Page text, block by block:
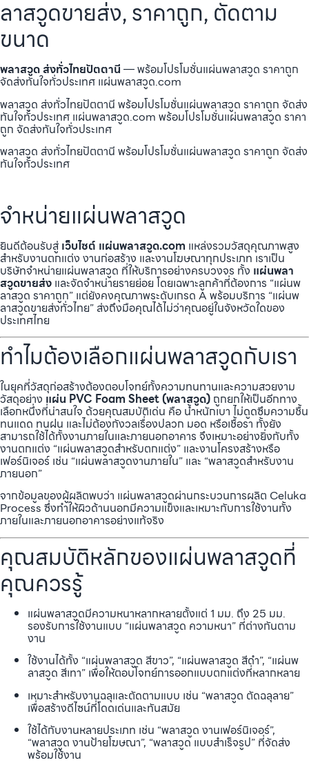
ลาสวูดขายส่ง, ราคาถูก, ตัดตาม
ขนาด
พลาสวูด ส่งทั่วไทยปัตตานี — พร้อมโปรโมชั่นแผ่นพลาสวูด ราคาถูก
จัดส่งทันใจทั่วประเทศ แผ่นพลาสวูด.com
พลาสวูด ส่งทั่วไทยปัตตานี พร้อมโปรโมชั่นแผ่นพลาสวูด ราคาถูก จัดส่ง
ทันใจทั่วประเทศ แผ่นพลาสวูด.com พร้อมโปรโมชั่นแผ่นพลาสวูด ราคา
ถูก จัดส่งทันใจทั่วประเทศ
พลาสวูด ส่งทั่วไทยปัตตานี พร้อมโปรโมชั่นแผ่นพลาสวูด ราคาถูก จัดส่ง
ทันใจทั่วประเทศ
จำหน่ายแผ่นพลาสวูด
ยินดีต้อนรับสู่ เว็บไซต์ แผ่นพลาสวูด.com แหล่งรวมวัสดุคุณภาพสูง
สำหรับงานตกแต่ง งานก่อสร้าง และงานโฆษณาทุกประเภท เราเป็น
บริษัทจำหน่ายแผ่นพลาสวูด ที่ให้บริการอย่างครบวงจร ทั้ง แผ่นพลา
สวูดขายส่ง และจัดจำหน่ายรายย่อย โดยเฉพาะลูกค้าที่ต้องการ “แผ่นพ
ลาสวูด ราคาถูก” แต่ยังคงคุณภาพระดับเกรด A พร้อมบริการ “แผ่นพ
ลาสวูดขายส่งทั่วไทย” ส่งถึงมือคุณได้ไม่ว่าคุณอยู่ในจังหวัดใดของ
ประเทศไทย
ทำไมต้องเลือกแผ่นพลาสวูดกับเรา
ในยุคที่วัสดุก่อสร้างต้องตอบโจทย์ทั้งความทนทานและความสวยงาม
วัสดุอย่าง แผ่น PVC Foam Sheet (พลาสวูด) ถูกยกให้เป็นอีกทาง
เลือกหนึ่งที่น่าสนใจ ด้วยคุณสมบัติเด่น คือ น้ำหนักเบา ไม่ดูดซึมความชื้น
ทนแดด ทนฝน และไม่ต้องกังวลเรื่องปลวก มอด หรือเชื้อรา ทั้งยัง
สามารถใช้ได้ทั้งงานภายในและภายนอกอาคาร จึงเหมาะอย่างยิ่งกับทั้ง
งานตกแต่ง “แผ่นพลาสวูดสำหรับตกแต่ง” และงานโครงสร้างหรือ
เฟอร์นิเจอร์ เช่น “แผ่นพลาสวูดงานภายใน” และ “พลาสวูดสำหรับงาน
ภายนอก”
จากข้อมูลของผู้ผลิตพบว่า แผ่นพลาสวูดผ่านกระบวนการผลิต Celuka
Process ซึ่งทำให้ผิวด้านนอกมีความแข็งและเหมาะกับการใช้งานทั้ง
ภายในและภายนอกอาคารอย่างแท้จริง
คุณสมบัติหลักของแผ่นพลาสวูดที่
คุณควรรู้
แผ่นพลาสวูดมีความหนาหลากหลายตั้งแต่ 1 มม. ถึง 25 มม.
รองรับการใช้งานแบบ “แผ่นพลาสวูด ความหนา” ที่ต่างกันตาม
งาน
ใช้งานได้ทั้ง “แผ่นพลาสวูด สีขาว”, “แผ่นพลาสวูด สีดำ”, “แผ่นพ
ลาสวูด สีเทา” เพื่อให้ตอบโจทย์การออกแบบตกแต่งที่หลากหลาย
เหมาะสำหรับงานฉลุและตัดตามแบบ เช่น “พลาสวูด ตัดฉลุลาย”
เพื่อสร้างดีไซน์ที่โดดเด่นและทันสมัย
ใช้ได้กับงานหลายประเภท เช่น “พลาสวูด งานเฟอร์นิเจอร์”,
“พลาสวูด งานป้ายโฆษณา”, “พลาสวูด แบบสำเร็จรูป” ที่จัดส่ง
พร้อมใช้งาน